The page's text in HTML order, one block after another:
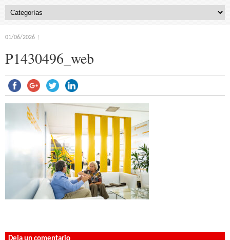
01/06/2026
P1430496_web